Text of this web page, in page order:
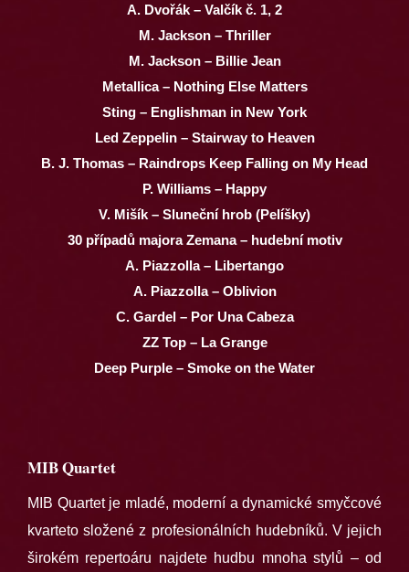
A. Dvořák – Valčík č. 1, 2
M. Jackson – Thriller
M. Jackson – Billie Jean
Metallica – Nothing Else Matters
Sting – Englishman in New York
Led Zeppelin – Stairway to Heaven
B. J. Thomas – Raindrops Keep Falling on My Head
P. Williams – Happy
V. Mišík – Sluneční hrob (Pelíšky)
30 případů majora Zemana – hudební motiv
A. Piazzolla – Libertango
A. Piazzolla – Oblivion
C. Gardel – Por Una Cabeza
ZZ Top – La Grange
Deep Purple – Smoke on the Water
MIB Quartet
MIB Quartet je mladé, moderní a dynamické smyčcové
kvarteto složené z profesionálních hudebníků. V jejich
širokém repertoáru najdete hudbu mnoha stylů – od